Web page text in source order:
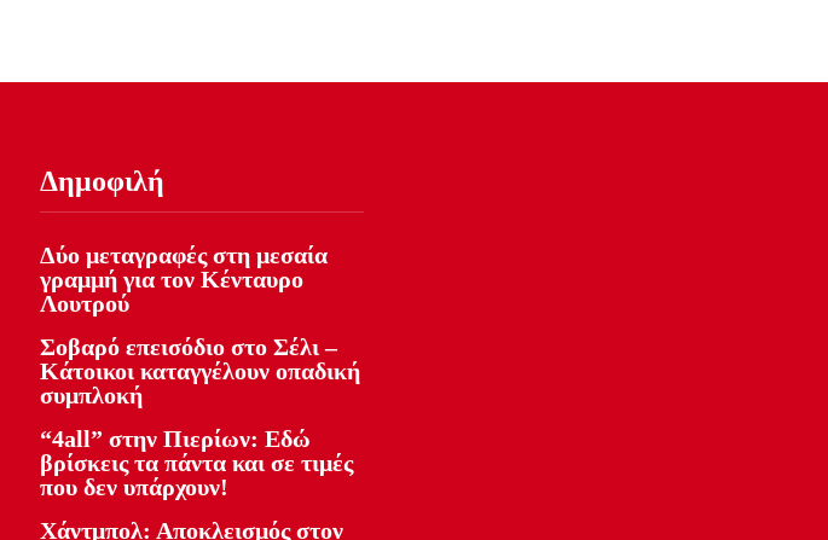
Δημοφιλή
Δύο μεταγραφές στη μεσαία
γραμμή για τον Κένταυρο
Λουτρού
Σοβαρό επεισόδιο στο Σέλι –
Κάτοικοι καταγγέλουν οπαδική
συμπλοκή
“4all” στην Πιερίων: Εδώ
βρίσκεις τα πάντα και σε τιμές
που δεν υπάρχουν!
Χάντμπολ: Αποκλεισμός στον